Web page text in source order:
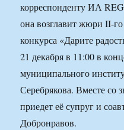
корреспонденту ИА
она возглавит жюри II-
конкурса «Дарите
21 декабря в 11:00 в
муниципального
Серебрякова. Вместе со
приедет её супруг и
Добронравов.